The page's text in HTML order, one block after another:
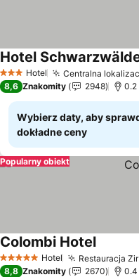
3 Kategoria
Hotel Centralna
Hotel
8,6 Znakomity 2948 0.2
Wybierz daty, aby
dokładne ceny
Popularny obiekt
5 KategoriaHotel Restauracja
Colombi Hotel
8,8 Znakomity 2670 0.4